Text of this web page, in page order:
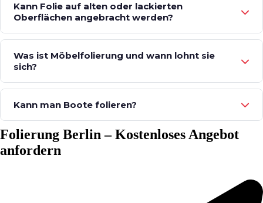
Kann Folie auf alten oder lackierten
Oberflächen angebracht werden?
Was ist Möbelfolierung und wann lohnt sie
sich?
Kann man Boote folieren?
Folierung Berlin – Kostenloses Angebot
anfordern